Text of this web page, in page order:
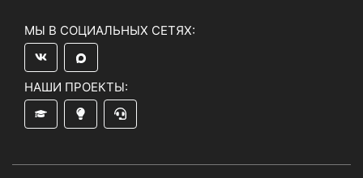
МЫ В СОЦИАЛЬНЫХ СЕТЯХ:
НАШИ ПРОЕКТЫ: